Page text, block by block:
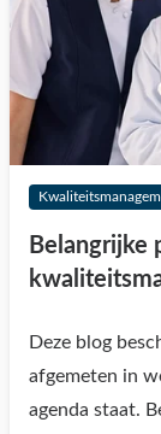
Belangrijke
Deze blog
afgemeten in
agenda staat.